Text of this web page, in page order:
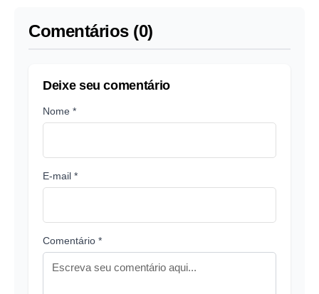
Comentários (0)
Deixe seu comentário
Nome *
E-mail *
Comentário *